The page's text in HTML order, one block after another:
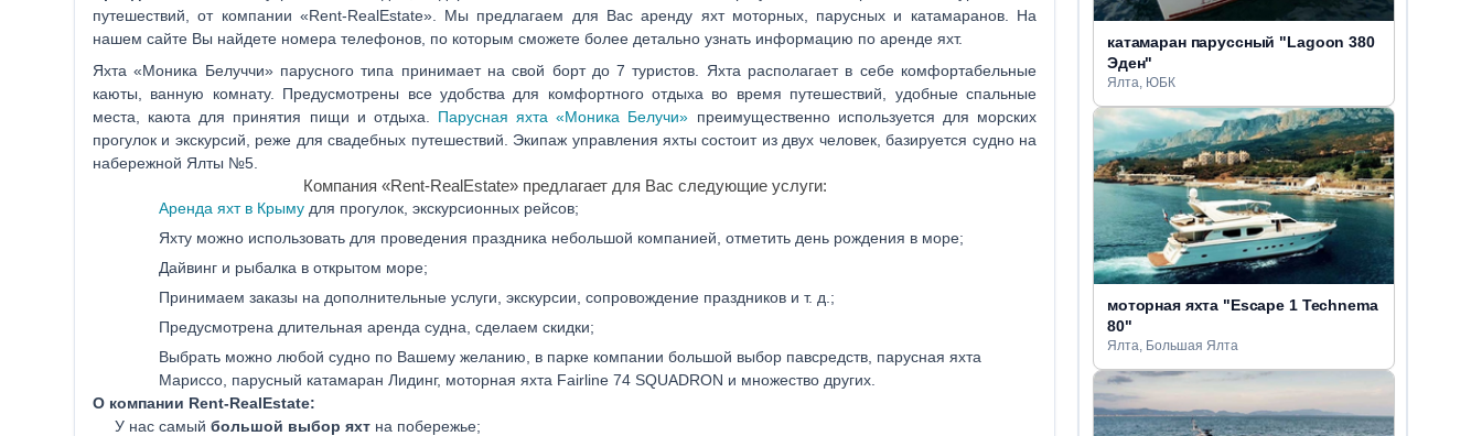
путешествий, от компании «Rent-RealEstate». Мы предлагаем для Вас аренду яхт моторных, парусных и катамаранов. На
нашем сайте Вы найдете номера телефонов, по которым сможете более детально узнать информацию по аренде яхт.
Яхта «Моника Белуччи» парусного типа принимает на свой борт до 7 туристов. Яхта располагает в себе комфортабельные
каюты, ванную комнату. Предусмотрены все удобства для комфортного отдыха во время путешествий, удобные спальные
места, каюта для принятия пищи и отдыха. Парусная яхта «Моника Белучи» преимущественно используется для морских
прогулок и экскурсий, реже для свадебных путешествий. Экипаж управления яхты состоит из двух человек, базируется судно на
набережной Ялты №5.
Компания «Rent-RealEstate» предлагает для Вас следующие услуги:
Аренда яхт в Крыму для прогулок, экскурсионных рейсов;
Яхту можно использовать для проведения праздника небольшой компанией, отметить день рождения в море;
Дайвинг и рыбалка в открытом море;
Принимаем заказы на дополнительные услуги, экскурсии, сопровождение праздников и т. д.;
Предусмотрена длительная аренда судна, сделаем скидки;
Выбрать можно любой судно по Вашему желанию, в парке компании большой выбор павсредств, парусная яхта
Мариссо, парусный катамаран Лидинг, моторная яхта Fairline 74 SQUADRON и множество других.
О компании Rent-RealEstate:
У нас самый большой выбор яхт на побережье;
катамаран паруссный "Lagoon 380
Эден"
Ялта, ЮБК
моторная яхта "Escape 1 Technema
80"
Ялта, Большая Ялта